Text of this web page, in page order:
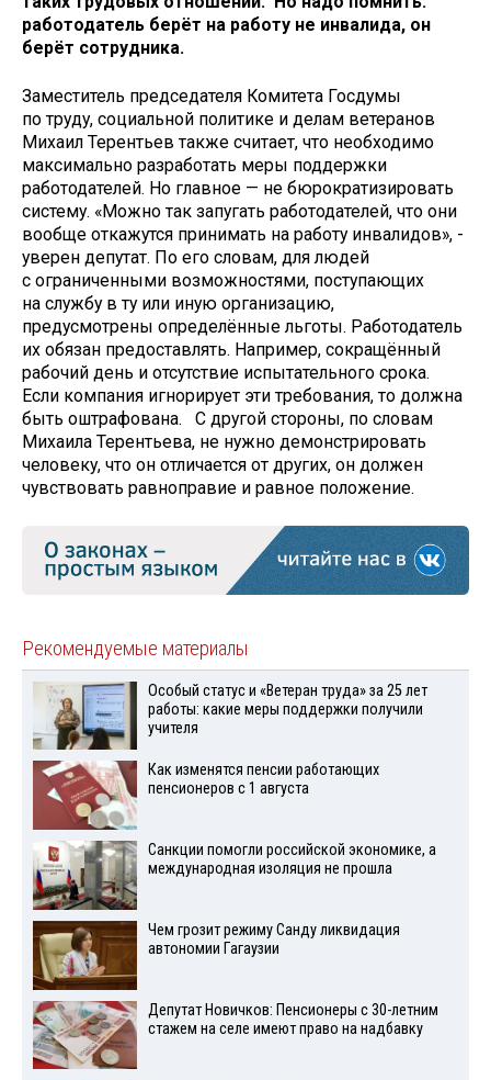
работодатель берёт на работу не инвалида, он
берёт сотрудника.
Заместитель председателя Комитета Госдумы
по труду, социальной политике и делам ветеранов
Михаил Терентьев также считает, что необходимо
максимально разработать меры поддержки
работодателей. Но главное — не бюрократизировать
систему. «Можно так запугать работодателей, что они
вообще откажутся принимать на работу инвалидов», -
уверен депутат. По его словам, для людей
с ограниченными возможностями, поступающих
на службу в ту или иную организацию,
предусмотрены определённые льготы. Работодатель
их обязан предоставлять. Например, сокращённый
рабочий день и отсутствие испытательного срока.
Если компания игнорирует эти требования, то должна
быть оштрафована. С другой стороны, по словам
Михаила Терентьева, не нужно демонстрировать
человеку, что он отличается от других, он должен
чувствовать равноправие и равное положение.
Рекомендуемые материалы
Особый статус и «Ветеран труда» за 25 лет
работы: какие меры поддержки получили
учителя
Как изменятся пенсии работающих
пенсионеров с 1 августа
Санкции помогли российской экономике, а
международная изоляция не прошла
Чем грозит режиму Санду ликвидация
автономии Гагаузии
Депутат Новичков: Пенсионеры с 30-летним
стажем на селе имеют право на надбавку